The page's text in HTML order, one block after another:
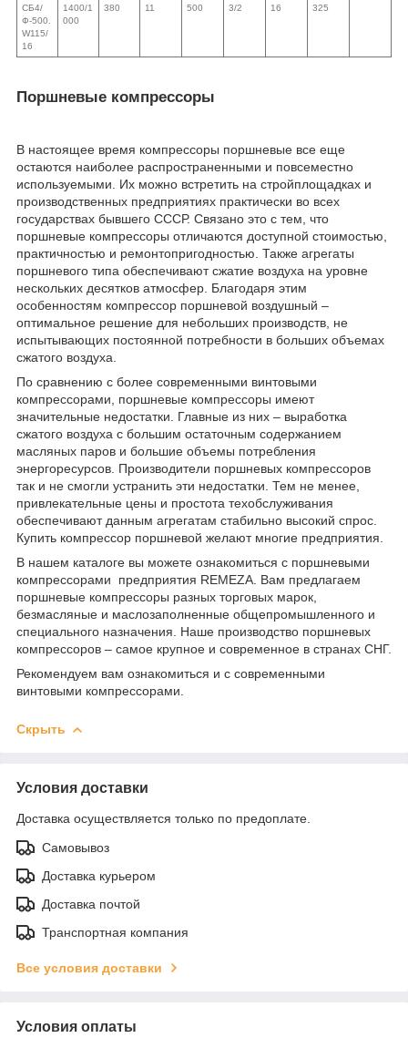
СБ4/
Ф-500.
W115/
16
1400/1
000
380 11 500 3/2 16 325
Поршневые компрессоры
В настоящее время компрессоры поршневые все еще
остаются наиболее распространенными и повсеместно
используемыми. Их можно встретить на стройплощадках и
производственных предприятиях практически во всех
государствах бывшего СССР. Связано это с тем, что
поршневые компрессоры отличаются доступной стоимостью,
практичностью и ремонтопригодностью. Также агрегаты
поршневого типа обеспечивают сжатие воздуха на уровне
нескольких десятков атмосфер. Благодаря этим
особенностям компрессор поршневой воздушный –
оптимальное решение для небольших производств, не
испытывающих постоянной потребности в больших объемах
сжатого воздуха.
По сравнению с более современными винтовыми
компрессорами, поршневые компрессоры имеют
значительные недостатки. Главные из них – выработка
сжатого воздуха с большим остаточным содержанием
масляных паров и большие объемы потребления
энергоресурсов. Производители поршневых компрессоров
так и не смогли устранить эти недостатки. Тем не менее,
привлекательные цены и простота техобслуживания
обеспечивают данным агрегатам стабильно высокий спрос.
Купить компрессор поршневой желают многие предприятия.
В нашем каталоге вы можете ознакомиться с поршневыми
компрессорами предприятия REMEZA. Вам предлагаем
поршневые компрессоры разных торговых марок,
безмасляные и маслозаполненные общепромышленного и
специального назначения. Наше производство поршневых
компрессоров – самое крупное и современное в странах СНГ.
Рекомендуем вам ознакомиться и с современными
винтовыми компрессорами.
Скрыть
Условия доставки
Доставка осуществляется только по предоплате.
Самовывоз
Доставка курьером
Доставка почтой
Транспортная компания
Все условия доставки
Условия оплаты